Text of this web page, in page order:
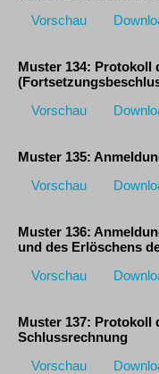
Vorschau
Muster 134: Protokoll
Vorschau
Muster 135:
Vorschau
Muster 136:
und des Erlöschens
Vorschau
Muster 137: Protokoll
Schlussrechnung
Vorschau